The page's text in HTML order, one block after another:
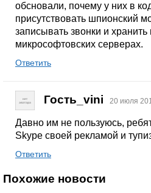
обсновали, почему у них в
присутствовать шпионский
записывать звонки и
микрософтовских серверах.
Ответить
Гость_vini 20 июля
Давно им не пользуюсь,
Skype своей рекламой и
Ответить
Похожие новости